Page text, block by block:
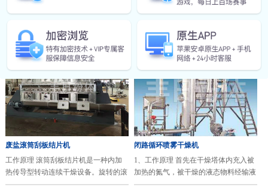
三合一过滤洗涤干燥机 设备概述 过滤
完成搅拌、反应、过滤、清洗、脱液、
干燥(并可二次打浆)等工艺过程。广泛
应用于制药、化工、食品、···
产品概述： 焙烧炉是一种对粉状或滤
称煅烧炉，按所采用能源的不同，可分
为燃煤炉、燃气炉、燃油炉和电加热炉
四种；按加热方式分为直接加···
废盐滚筒刮板结片机
工作原理 滚筒刮板结片机是一种内加
热传导型转动连续干燥设备。旋转的滚
筒通过其下部料槽，粘附着一厚度的料
闭路循环喷雾干燥机
1、工作原理 首先在干燥塔体内充入被
加热的氮气，被干燥的液态物料经输液
泵输送至离心喷头处，液态物料被高速